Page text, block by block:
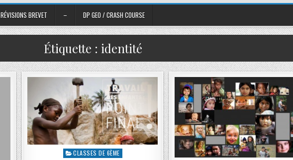
RÉVISIONS BREVET – DP GEO / CRASH COURSE
Étiquette : identité
CLASSES DE 6ÈME